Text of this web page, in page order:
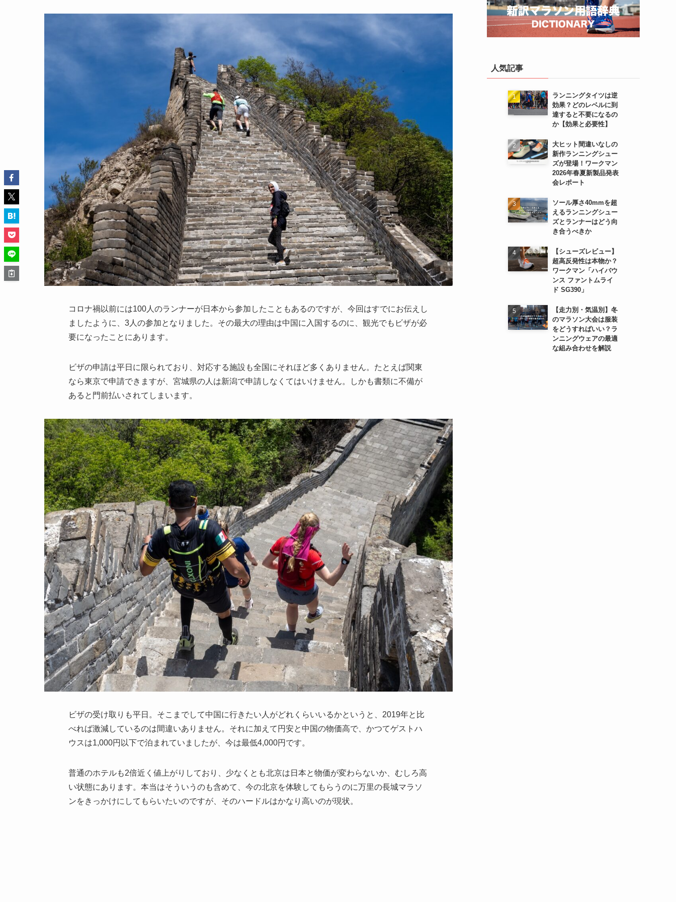
コロナ禍以前には100人のランナーが日本から参加したこともあるのですが、今回はすでにお伝えし
ましたように、3人の参加となりました。その最大の理由は中国に入国するのに、観光でもビザが必
要になったことにあります。
ビザの申請は平日に限られており、対応する施設も全国にそれほど多くありません。たとえば関東
なら東京で申請できますが、宮城県の人は新潟で申請しなくてはいけません。しかも書類に不備が
あると門前払いされてしまいます。
ビザの受け取りも平日。そこまでして中国に行きたい人がどれくらいいるかというと、2019年と比
べれば激減しているのは間違いありません。それに加えて円安と中国の物価高で、かつてゲストハ
ウスは1,000円以下で泊まれていましたが、今は最低4,000円です。
普通のホテルも2倍近く値上がりしており、少なくとも北京は日本と物価が変わらないか、むしろ高
い状態にあります。本当はそういうのも含めて、今の北京を体験してもらうのに万里の長城マラソ
ンをきっかけにしてもらいたいのですが、そのハードルはかなり高いのが現状。
人気記事
ランニングタイツは逆
効果？どのレベルに到
達すると不要になるの
か【効果と必要性】
大ヒット間違いなしの
新作ランニングシュー
ズが登場！ワークマン
2026年春夏新製品発表
会レポート
ソール厚さ40mmを超
えるランニングシュー
ズとランナーはどう向
き合うべきか
【シューズレビュー】
超高反発性は本物か？
ワークマン「ハイバウ
ンス ファントムライ
ド SG390」
【走力別・気温別】冬
のマラソン大会は服装
をどうすればいい？ラ
ンニングウェアの最適
な組み合わせを解説